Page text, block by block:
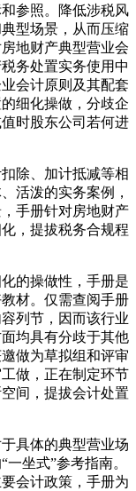
参照。降低涉税风
型场景，从而压缩
地财产典型营业会
务处置实务使用中
会计原则及其配套
细化操做，分歧企
时股东公司若何进
除、加计抵减等相
活泼的实务案例，
手册针对房地财产
，提拔税务合规程
的操做性，手册是
材。仅需查阅手册
列节，因而该行业
均具有分歧于其他
做为草拟组和评审
做，正在制定环节
间，提拔会计处置
具体的典型营业场
坐式”参考指南。
会计政策，手册为